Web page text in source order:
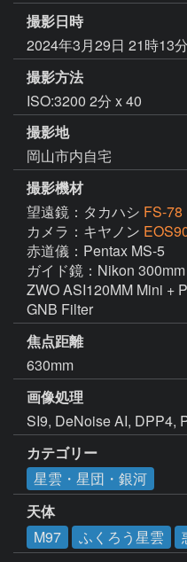
撮影日時
2024年3月29日 21時13
撮影方法
ISO:3200 2分 x 40
撮影地
岡山市内自宅
撮影機材
望遠鏡：タカハシ FS-78
カメラ：キヤノン
赤道儀：Pentax MS-5
ガイド鏡：Nikon
ZWO ASI120MM Mini +
GNB Filter
焦点距離
630mm
画像処理
カテゴリー
星雲・星団・銀河
天体
M97
ふくろう星雲